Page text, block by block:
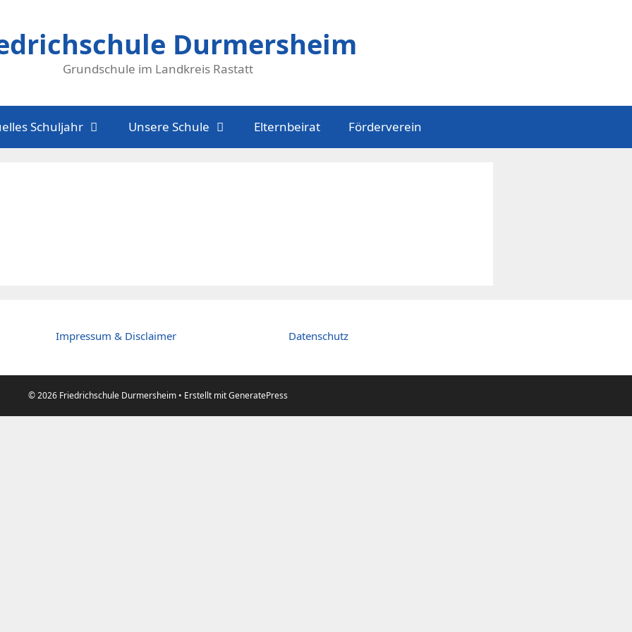
Durmersheim
Grundschule im Landkreis Rastatt
Schuljahr Unsere Schule Elternbeirat Förderverein
Impressum & Disclaimer Datenschutz
© 2026 Friedrichschule Durmersheim • Erstellt mitGeneratePress